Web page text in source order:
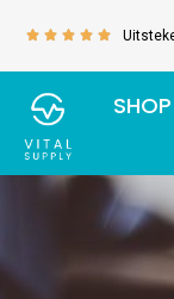
naar
de
inhoud
    Waardering
SHOP